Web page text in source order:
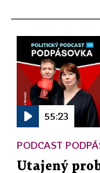
55:23
PODCAST
Utajený